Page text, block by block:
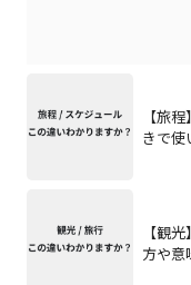
【旅
きで使
【観
方や意